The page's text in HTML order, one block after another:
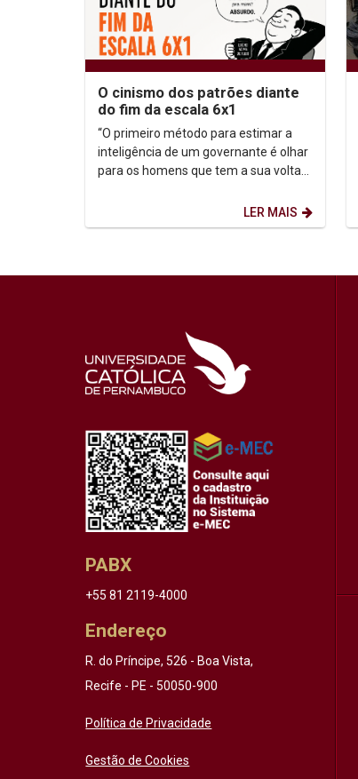
O cinismo dos patrões diante
do fim da escala 6x1
“O primeiro método para estimar a
inteligência de um governante é olhar
para os homens que tem a sua volta”.
LER MAIS
PABX
+55 81 2119-4000
Endereço
R. do Príncipe, 526 - Boa Vista,
Recife - PE - 50050-900
Política de Privacidade
Gestão de Cookies